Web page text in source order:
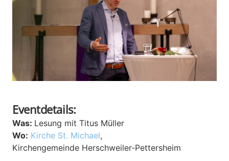
Eventdetails:
Was: Lesung mit Titus Müller
Wo: Kirche St. Michael,
Kirchengemeinde Herschweiler-Pettersheim